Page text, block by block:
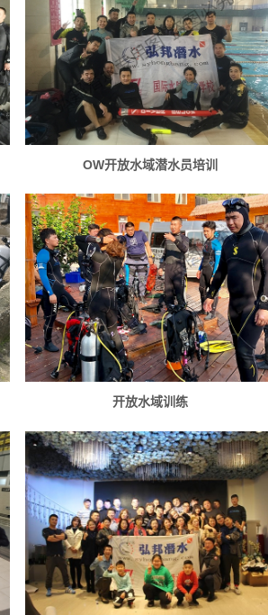
OW开放水域潜水员培训
开放水域训练